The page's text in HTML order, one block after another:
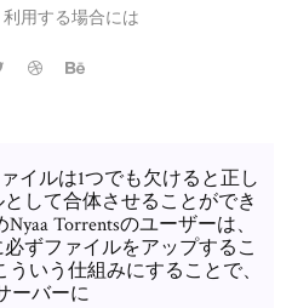
用する場合には
イルは1つでも欠けると正し
して合体させることができ
Torrentsのユーザーは、
ずファイルをアップするこ
いう仕組みにすることで、
ーバーに